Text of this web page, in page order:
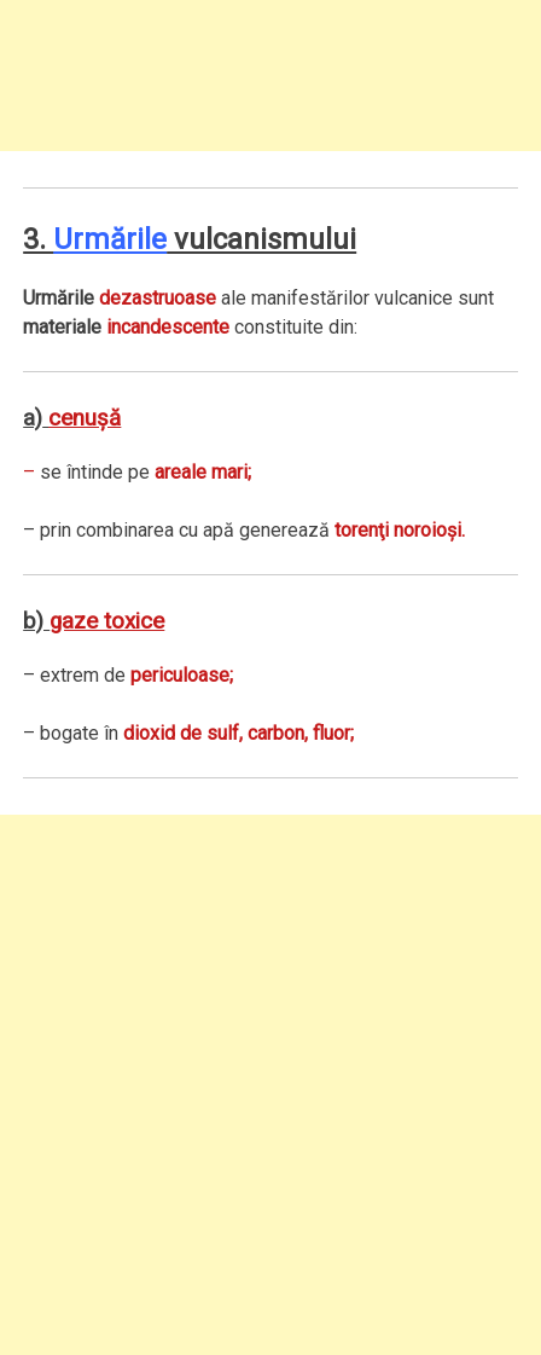
3. Urmările vulcanismului
Urmăriledezastruoase ale manifestărilor vulcanice sunt
materiale incandescente constituite din:
a) cenuşă
– se întinde peareale mari;
– prin combinarea cu apă genereazătorenţi noroioşi.
b) gaze toxice
– extrem depericuloase;
– bogate îndioxid de sulf, carbon, fluor;